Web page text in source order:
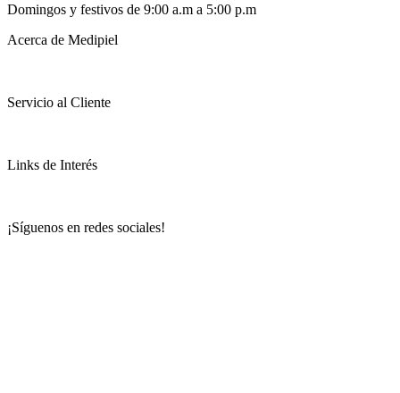
Domingos y festivos de 9:00 a.m a 5:00 p.m
Acerca de Medipiel
Servicio al Cliente
Links de Interés
¡Síguenos en redes sociales!